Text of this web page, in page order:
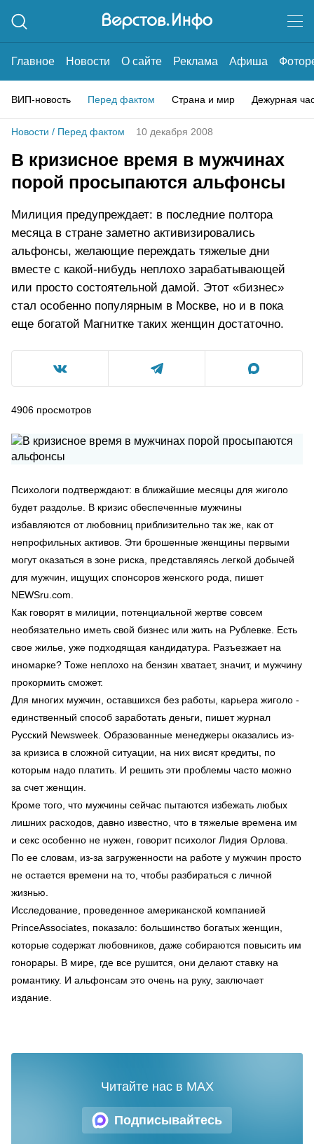
Главное Новости О сайте Реклама Афиша
ВИП-новость Перед фактом Страна и мир Дежурная
Новости / Перед фактом 10 декабря 2008
В кризисное время в мужчинах
порой просыпаются альфонсы
Милиция предупреждает: в последние полтора
месяца в стране заметно активизировались
альфонсы, желающие переждать тяжелые дни
вместе с какой-нибудь неплохо зарабатывающей
или просто состоятельной дамой. Этот «бизнес»
стал особенно популярным в Москве, но и в пока
еще богатой Магнитке таких женщин достаточно.
4906 просмотров
Психологи подтверждают: в ближайшие месяцы для жиголо
будет раздолье. В кризис обеспеченные мужчины
избавляются от любовниц приблизительно так же, как от
непрофильных активов. Эти брошенные женщины первыми
могут оказаться в зоне риска, представляясь легкой добычей
для мужчин, ищущих спонсоров женского рода, пишет
NEWSru.com.
Как говорят в милиции, потенциальной жертве совсем
необязательно иметь свой бизнес или жить на Рублевке. Есть
свое жилье, уже подходящая кандидатура. Разъезжает на
иномарке? Тоже неплохо на бензин хватает, значит, и мужчину
прокормить сможет.
Для многих мужчин, оставшихся без работы, карьера жиголо -
единственный способ заработать деньги, пишет журнал
Русский Newsweek. Образованные менеджеры оказались из-
за кризиса в сложной ситуации, на них висят кредиты, по
которым надо платить. И решить эти проблемы часто можно
за счет женщин.
Кроме того, что мужчины сейчас пытаются избежать любых
лишних расходов, давно известно, что в тяжелые времена им
и секс особенно не нужен, говорит психолог Лидия Орлова.
По ее словам, из-за загруженности на работе у мужчин просто
не остается времени на то, чтобы разбираться с личной
жизнью.
Исследование, проведенное американской компанией
PrinceAssociates, показало: большинство богатых женщин,
которые содержат любовников, даже собираются повысить им
гонорары. В мире, где все рушится, они делают ставку на
романтику. И альфонсам это очень на руку, заключает
издание.
Подписывайтесь
Читайте нас в MAX